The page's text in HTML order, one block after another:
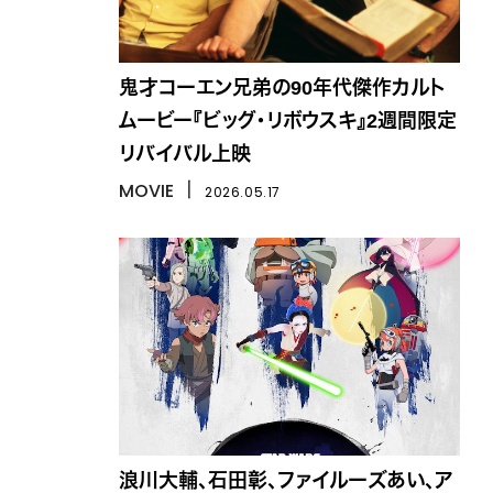
鬼才コーエン兄弟の90年代傑作カルト
ムービー『ビッグ・リボウスキ』2週間限定
リバイバル上映
MOVIE 2026.05.17
浪川大輔、石田彰、ファイルーズあい、ア